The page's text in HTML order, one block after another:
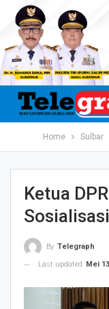
Home Sulbar
Ketua
By Telegraph
Last updated
Mei